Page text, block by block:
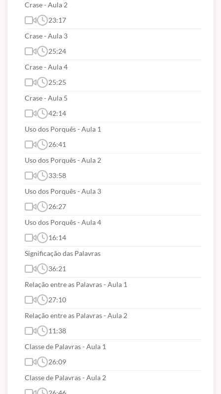
Crase - Aula 2
23:17
Crase - Aula 3
25:24
Crase - Aula 4
25:25
Crase - Aula 5
42:14
Uso dos Porquês - Aula 1
26:41
Uso dos Porquês - Aula 2
33:58
Uso dos Porquês - Aula 3
26:27
Uso dos Porquês - Aula 4
16:14
Significação das Palavras
36:21
Relação entre as Palavras - Aula 1
27:10
Relação entre as Palavras - Aula 2
11:38
Classe de Palavras - Aula 1
26:09
Classe de Palavras - Aula 2